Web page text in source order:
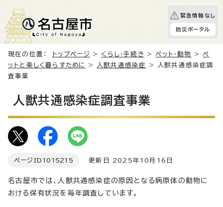
緊急情報なし
防災ポータル
現在の位置： トップページ > くらし・手続き >ペット・動物 >ペ
ットと楽しく暮らすために
> 人獣共通感染症
> 人獣共通感染症調
査事業
人獣共通感染症調査事業
ページID 1015215 更新日 2025年10月16日
名古屋市では、人獣共通感染症の原因となる病原体の動物に
おける保有状況を毎年調査しています。